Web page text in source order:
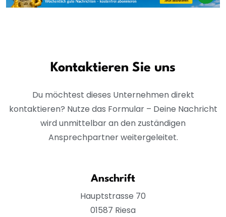
Kontaktieren Sie uns
Du möchtest dieses Unternehmen direkt
kontaktieren? Nutze das Formular – Deine Nachricht
wird unmittelbar an den zuständigen
Ansprechpartner weitergeleitet.
Anschrift
Hauptstrasse 70
01587 Riesa